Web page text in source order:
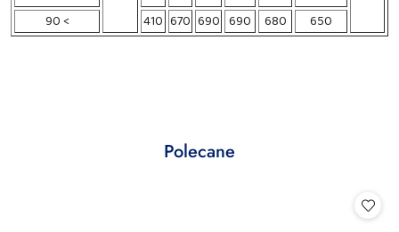
90 <
410 670 690 690 680 650
Pomiń karuzelę produktów
Produkty
Polecane